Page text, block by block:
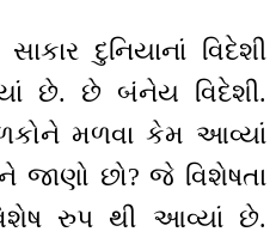
દુનિયાનાં વિદેશી
છે. છે બંનેય વિદેશી.
મળવા કેમ આવ્યાં
જાણો છો? જે વિશેષતા
રુપ થી આવ્યાં છે.